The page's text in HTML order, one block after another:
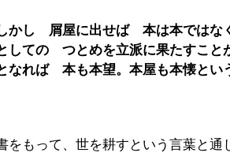
かし 屑屋に出せば 本は本ではな
ての つとめを立派に果たすこと
れば 本も本望。本屋も本懐とい
もって、世を耕すという言葉と通